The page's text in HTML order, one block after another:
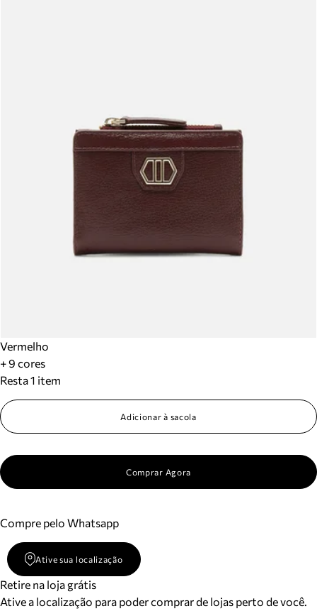
Vermelho
+ 9 cores
Resta 1 item
Adicionar à sacola
Comprar Agora
Compre pelo Whatsapp
Ative sua localização
Retire na loja grátis
Ative a localização para poder comprar de lojas perto de você.